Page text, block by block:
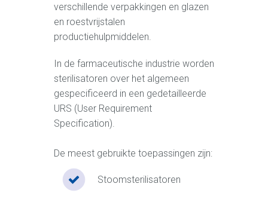
verschillende verpakkingen en glazen
en roestvrijstalen
productiehulpmiddelen.
In de farmaceutische industrie worden
sterilisatoren over het algemeen
gespecificeerd in een gedetailleerde
URS (User Requirement
Specification).
De meest gebruikte toepassingen zijn:
Stoomsterilisatoren